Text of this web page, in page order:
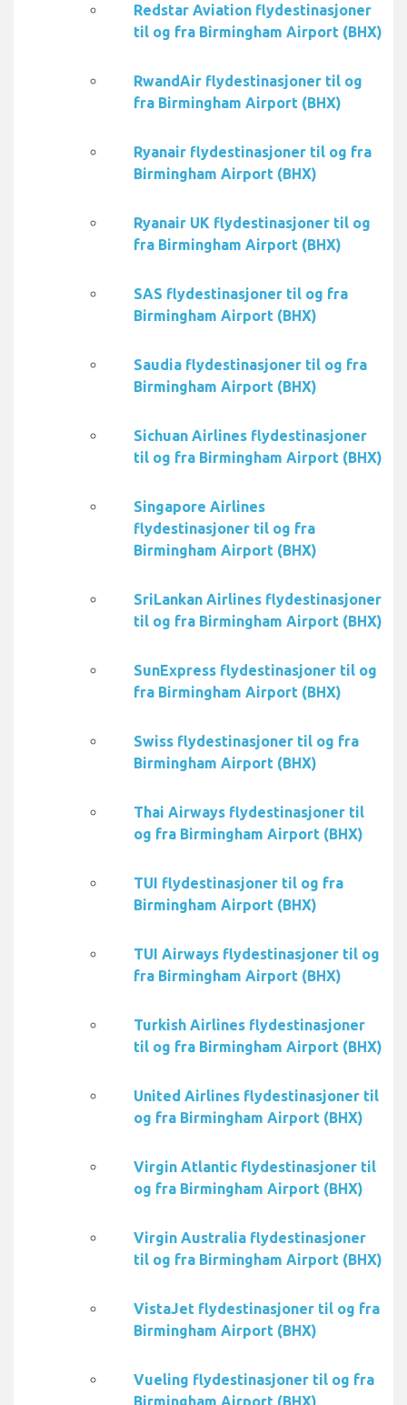
Redstar Aviation flydestinasjoner
til og fra Birmingham Airport (BHX)
RwandAir flydestinasjoner til og
fra Birmingham Airport (BHX)
Ryanair flydestinasjoner til og fra
Birmingham Airport (BHX)
Ryanair UK flydestinasjoner til og
fra Birmingham Airport (BHX)
SAS flydestinasjoner til og fra
Birmingham Airport (BHX)
Saudia flydestinasjoner til og fra
Birmingham Airport (BHX)
Sichuan Airlines flydestinasjoner
til og fra Birmingham Airport (BHX)
Singapore Airlines
flydestinasjoner til og fra
Birmingham Airport (BHX)
SriLankan Airlines flydestinasjoner
til og fra Birmingham Airport (BHX)
SunExpress flydestinasjoner til og
fra Birmingham Airport (BHX)
Swiss flydestinasjoner til og fra
Birmingham Airport (BHX)
Thai Airways flydestinasjoner til
og fra Birmingham Airport (BHX)
TUI flydestinasjoner til og fra
Birmingham Airport (BHX)
TUI Airways flydestinasjoner til og
fra Birmingham Airport (BHX)
Turkish Airlines flydestinasjoner
til og fra Birmingham Airport (BHX)
United Airlines flydestinasjoner til
og fra Birmingham Airport (BHX)
Virgin Atlantic flydestinasjoner til
og fra Birmingham Airport (BHX)
Virgin Australia flydestinasjoner
til og fra Birmingham Airport (BHX)
VistaJet flydestinasjoner til og fra
Birmingham Airport (BHX)
Vueling flydestinasjoner til og fra
Birmingham Airport (BHX)